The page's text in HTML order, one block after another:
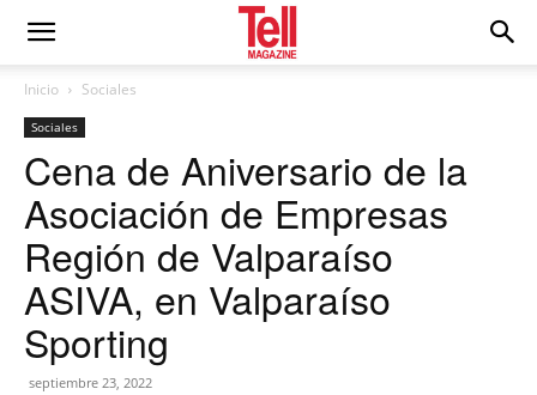
Inicio Sociales
Sociales
Cena de Aniversario de la
Asociación de Empresas
Región de Valparaíso
ASIVA, en Valparaíso
Sporting
septiembre 23, 2022